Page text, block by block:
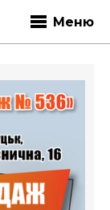
Меню